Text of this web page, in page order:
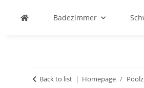
Badezimmer
Back to list Homepage